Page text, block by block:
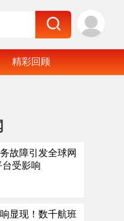
精彩回顾
故障引发全球网
受影响
显现！数千航班